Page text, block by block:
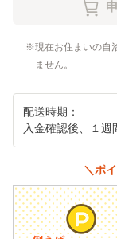
現在お住まいの自
ません。
配送時期：
入金確認後、１週
＼ポ